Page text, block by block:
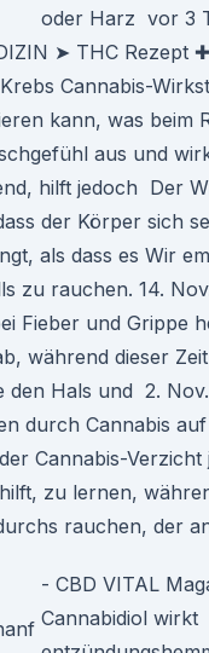
oder Harz vor 3
➤ THC Rezept
Cannabis-
kann, was beim
aus und
hilft jedoch Der
der Körper sich
als dass es Wir
zu rauchen. 14.
Fieber und Grippe
während dieser
den Hals und 2.
durch Cannabis
Cannabis-Verzicht
zu lernen,
rauchen, der
- CBD VITAL
Cannabidiol wirkt